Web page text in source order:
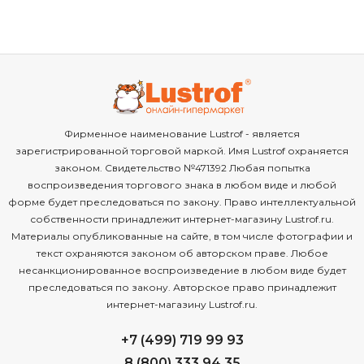
Маленькие
Фирменное наименование Lustrof - является
зарегистрированной торговой маркой. Имя Lustrof охраняется
законом. Свидетельство №471392 Любая попытка
воспроизведения торгового знака в любом виде и любой
форме будет преследоваться по закону. Право интеллектуальной
собственности принадлежит интернет-магазину Lustrof.ru.
Материалы опубликованные на сайте, в том числе фотографии и
текст охраняются законом об авторском праве. Любое
несанкционированное воспроизведение в любом виде будет
преследоваться по закону. Авторское право принадлежит
интернет-магазину Lustrof.ru.
+7 (499) 719 99 93